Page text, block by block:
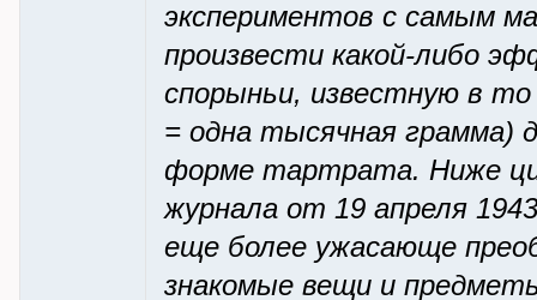
экспериментов с самым
произвести какой-либо
спорыньи, известную в
= одна тысячная грамма)
форме тартрата. Ниже
журнала от 19 апреля
еще более ужасающе
знакомые вещи и